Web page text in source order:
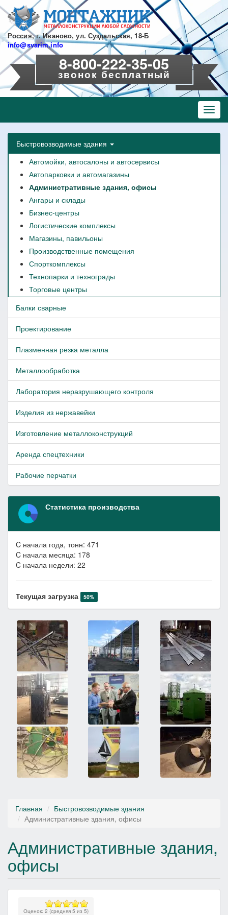
Перейти
основному
содержанию
Россия, г. Иваново, ул. Суздальская, 18-Б
info@svarim.info
8-800-222-35-05
звонок бесплатный
Быстровозводимые здания
Автомойки, автосалоны и автосервисы
Автопарковки и автомагазины
Административные здания, офисы
Ангары и склады
Бизнес-центры
Логистические комплексы
Магазины, павильоны
Производственные помещения
Спорткомплексы
Технопарки и технограды
Торговые центры
Балки сварные
Проектирование
Плазменная резка металла
Металлообработка
Лаборатория неразрушающего контроля
Изделия из нержавейки
Изготовление металлоконструкций
Аренда спецтехники
Рабочие перчатки
Статистика производства
C начала года, тонн: 471
C начала месяца: 178
C начала недели: 22
Текущая загрузка 50%
Главная
Быстровозводимые здания
Административные здания, офисы
Административные здания,
офисы
Оценок: 2 (средняя 5 из 5)